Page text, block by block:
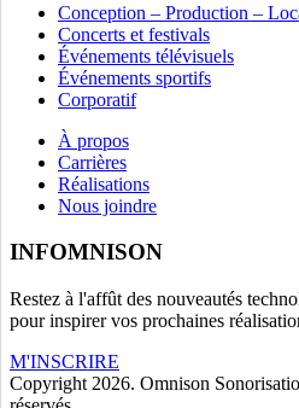
Conception – Production –
Concerts et festivals
Événements télévisuels
Événements sportifs
Corporatif
À propos
Carrières
Réalisations
Nous joindre
INFOMNISON
Restez à l'affût des nouveautés
pour inspirer vos prochaines
M'INSCRIRE
Copyright 2026. Omnison